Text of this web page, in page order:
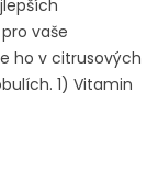
vaše
ho v citrusových
1) Vitamin